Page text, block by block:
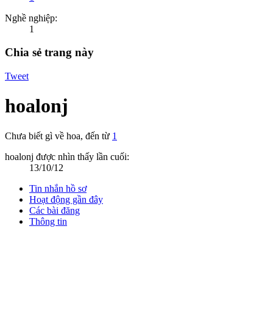
Nghề nghiệp:
1
Chia sẻ trang này
Tweet
hoalonj
Chưa biết gì về hoa, đến từ 1
hoalonj được nhìn thấy lần cuối:
13/10/12
Tin nhắn hồ sơ
Hoạt động gần đây
Các bài đăng
Thông tin